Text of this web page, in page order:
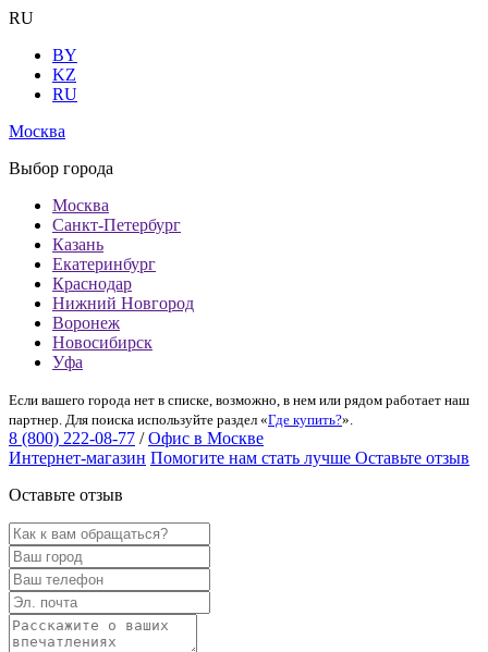
RU
BY
KZ
RU
Москва
Выбор города
Москва
Санкт-Петербург
Казань
Екатеринбург
Краснодар
Нижний Новгород
Воронеж
Новосибирск
Уфа
Если вашего города нет в списке, возможно, в нем или рядом работает наш
партнер. Для поиска используйте раздел «Где купить?».
8 (800) 222-08-77 / Офис в Москве
Интернет-магазин Помогите нам стать лучше Оставьте отзыв
Оставьте отзыв